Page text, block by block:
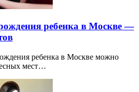
ребенка в Москве —
ребенка в Москве можно
мест…